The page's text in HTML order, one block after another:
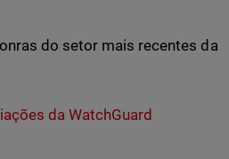
do setor mais recentes da
da WatchGuard